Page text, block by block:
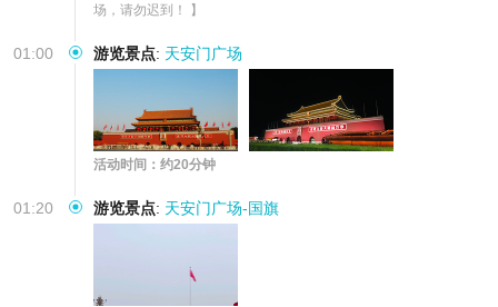
场，请勿迟到！ 】
01:00 游览景点: 天安门广场
活动时间：约20分钟
01:20 游览景点: 天安门广场-国旗